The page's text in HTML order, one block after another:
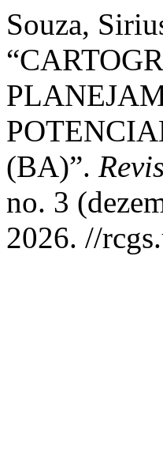
Souza,
(BA)”.
no. 3
2026. //